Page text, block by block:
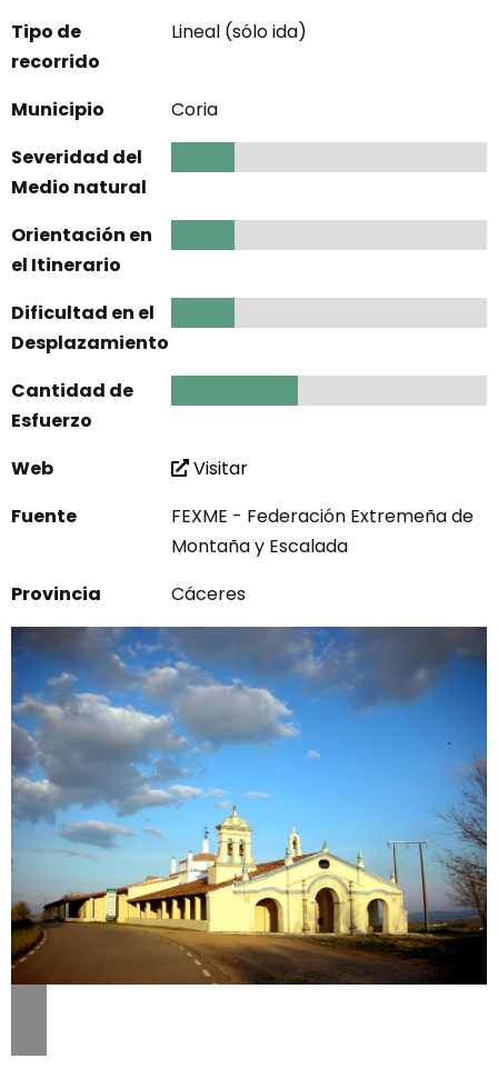
Provincia Cáceres
Municipio Coria
Web
Visitar
Fuente
FEXME - Federación Extremeña de
Montaña y Escalada
Tipo de
recorrido
Lineal (sólo ida)
Severidad del
Medio natural
Orientación en
el Itinerario
Dificultad en el
Desplazamiento
Cantidad de
Esfuerzo